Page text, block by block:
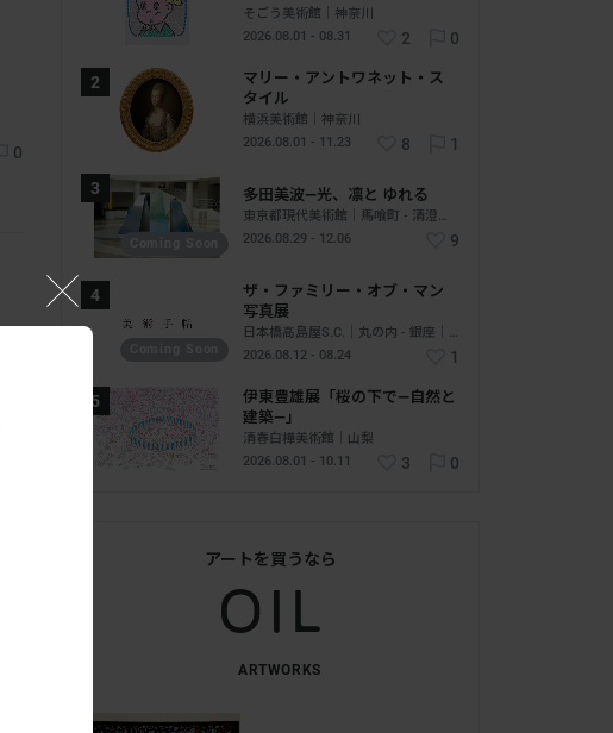
0
そごう美術館｜神奈川
2026.08.01 - 08.31
2 0
マリー・アントワネット・ス
タイル
横浜美術館｜神奈川
2026.08.01 - 11.23
8 1
多田美波―光、凛と ゆれる
東京都現代美術館｜馬喰町 - 清澄白河｜東京
2026.08.29 - 12.06
9
ザ・ファミリー・オブ・マン
写真展
2026.08.12 - 08.24
1
伊東豊雄展「桜の下で―自然と
建築―」
清春白樺美術館｜山梨
2026.08.01 - 10.11
3 0
アートを買うなら
ARTWORKS